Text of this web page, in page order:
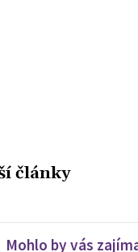
články
Mohlo by vás